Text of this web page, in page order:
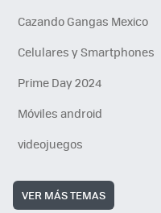
Cazando Gangas Mexico
Celulares y Smartphones
Prime Day 2024
Móviles android
videojuegos
VER MÁS TEMAS